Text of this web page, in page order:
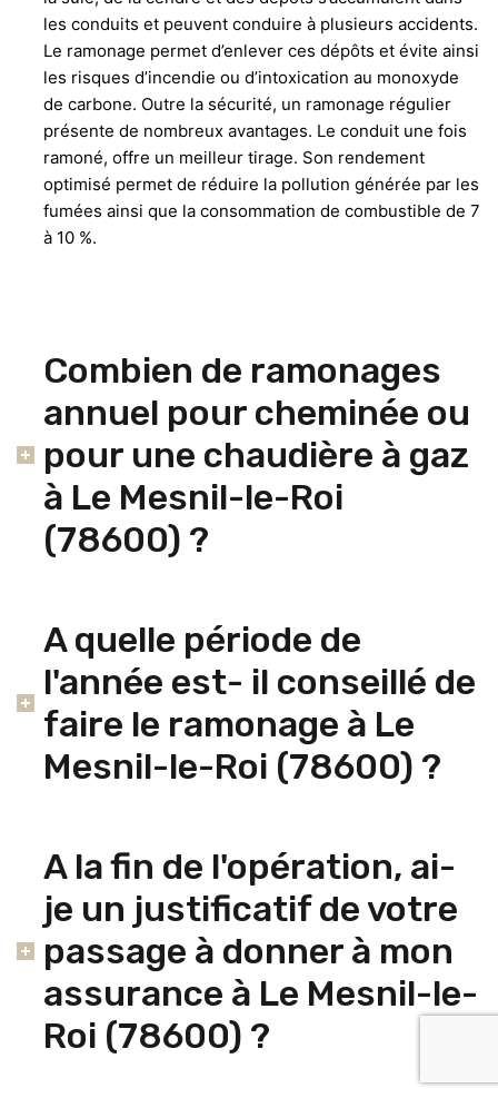
les conduits et peuvent conduire à plusieurs accidents.
Le ramonage permet d’enlever ces dépôts et évite ainsi
les risques d’incendie ou d’intoxication au monoxyde
de carbone. Outre la sécurité, un ramonage régulier
présente de nombreux avantages. Le conduit une fois
ramoné, offre un meilleur tirage. Son rendement
optimisé permet de réduire la pollution générée par les
fumées ainsi que la consommation de combustible de 7
à 10 %.
Combien de ramonages
annuel pour cheminée ou
pour une chaudière à gaz
à Le Mesnil-le-Roi
(78600) ?
A quelle période de
l'année est- il conseillé de
faire le ramonage à Le
Mesnil-le-Roi (78600) ?
A la fin de l'opération, ai-
je un justificatif de votre
passage à donner à mon
assurance à Le Mesnil-le-
Roi (78600) ?